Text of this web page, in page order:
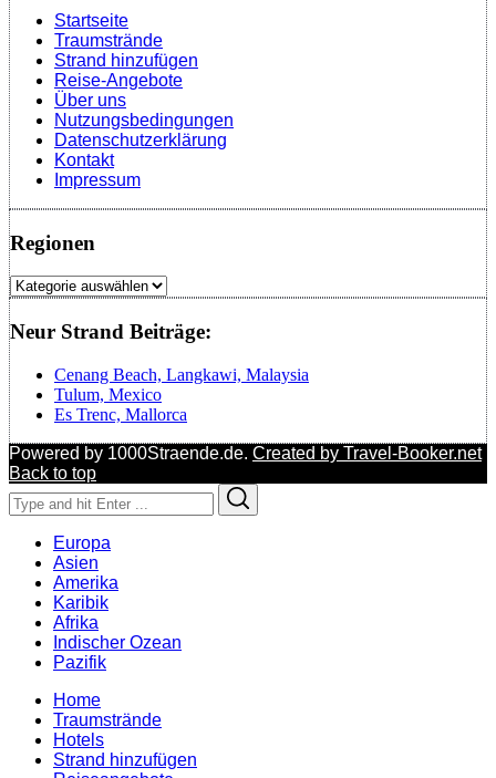
Startseite
Traumstrände
Strand hinzufügen
Reise-Angebote
Über uns
Nutzungsbedingungen
Datenschutzerklärung
Kontakt
Impressum
Regionen
Regionen
Neur Strand Beiträge:
Cenang Beach, Langkawi, Malaysia
Tulum, Mexico
Es Trenc, Mallorca
Powered by 1000Straende.de. Created by Travel-Booker.net
Back to top
Search
for:
Europa
Asien
Amerika
Karibik
Afrika
Indischer Ozean
Pazifik
Home
Traumstrände
Hotels
Strand hinzufügen